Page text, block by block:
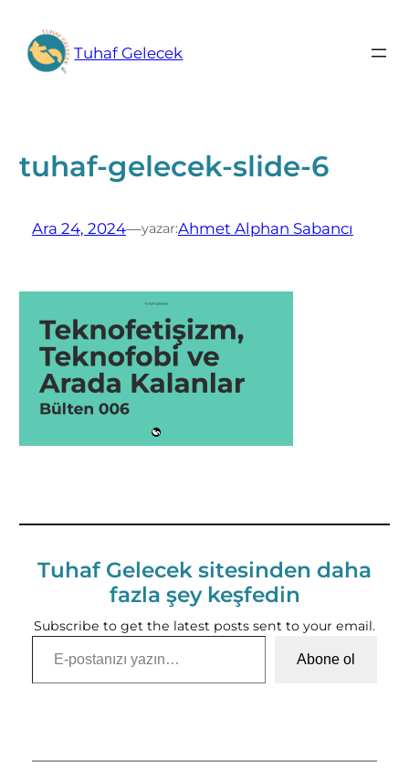
geç
Tuhaf Gelecek
tuhaf-gelecek-slide-6
Ara 24, 2024—yazar:Ahmet Alphan Sabancı
Tuhaf Gelecek sitesinden daha
fazla şey keşfedin
Subscribe to get the latest posts sent to your email.
E-postanızı yazın…
Abone ol